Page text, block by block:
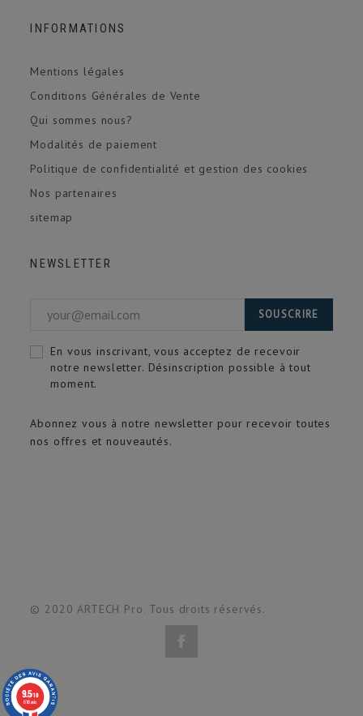
INFORMATIONS
Mentions légales
Conditions Générales de Vente
Qui sommes nous?
Modalités de paiement
Politique de confidentialité et gestion des cookies
Nos partenaires
sitemap
NEWSLETTER
Abonnez vous à notre newsletter pour recevoir toutes
nos offres et nouveautés.
SOUSCRIRE
En vous inscrivant, vous acceptez de recevoir
notre newsletter. Désinscription possible à tout
moment.
© 2020 ARTECH Pro. Tous droits réservés.
9.5/10
618 avis